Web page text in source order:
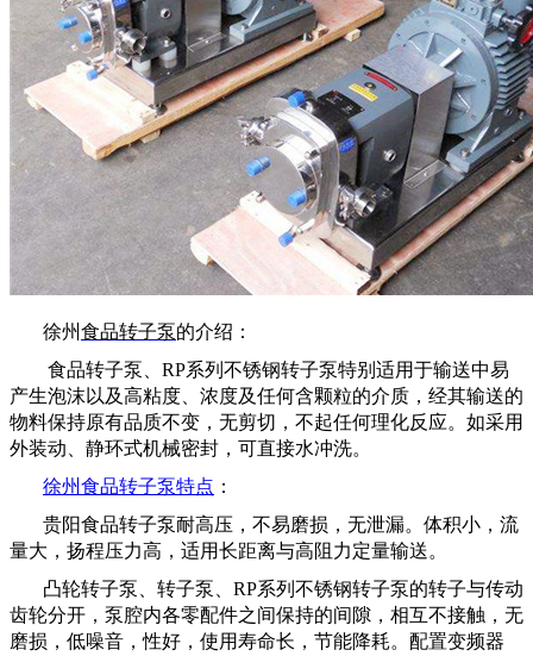
徐州食品转子泵的介绍：
食品转子泵、 RP系列不锈钢转子泵特别适用于输送中易
产生泡沫以及高粘度、浓度及任何含颗粒的介质，经其输送的
物料保持原有品质不变，无剪切，不起任何理化反应。如采用
外装动、静环式机械密封，可直接水冲洗。
徐州食品转子泵特点 ：
贵阳食品转子泵耐高压，不易磨损，无泄漏。体积小，流
量大，扬程压力高，适用长距离与高阻力定量输送。
凸轮转子泵、转子泵、 RP系列不锈钢转子泵的转子与传动
齿轮分开，泵腔内各零配件之间保持的间隙，相互不接触，无
磨损，低噪音，性好，使用寿命长，节能降耗。配置变频器